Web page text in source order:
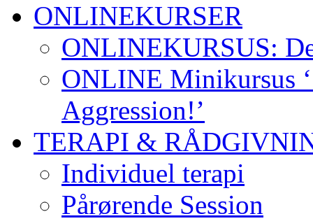
ONLINEKURSER
ONLINEKURSUS:
ONLINE Minikursus
Aggression!’
TERAPI &
Individuel terapi
Pårørende Session